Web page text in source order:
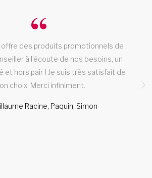
offre des produits promotionnels de
à l’écoute de nos besoins, un
et hors pair ! Je suis très satisfait de
choix. Merci infiniment.
Racine, Paquin, Simon